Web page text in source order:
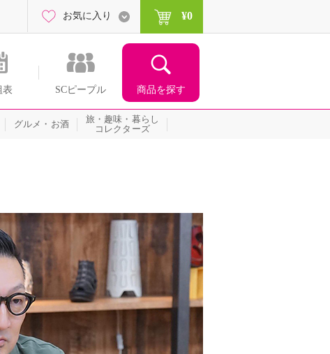
表 SCピープル 商品を探す
お気に入り ¥0
グルメ・お酒
旅・趣味・暮らし
コレクターズ